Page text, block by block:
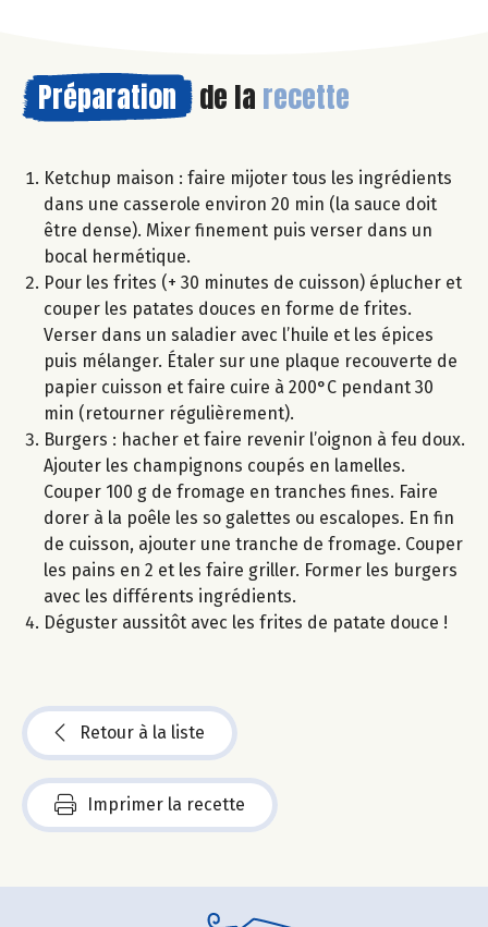
Préparation de la recette
Ketchup maison : faire mijoter tous les ingrédients
dans une casserole environ 20 min (la sauce doit
être dense). Mixer finement puis verser dans un
bocal hermétique.
Pour les frites (+ 30 minutes de cuisson) éplucher et
couper les patates douces en forme de frites.
Verser dans un saladier avec l’huile et les épices
puis mélanger. Étaler sur une plaque recouverte de
papier cuisson et faire cuire à 200°C pendant 30
min (retourner régulièrement).
Burgers : hacher et faire revenir l’oignon à feu doux.
Ajouter les champignons coupés en lamelles.
Couper 100 g de fromage en tranches fines. Faire
dorer à la poêle les so galettes ou escalopes. En fin
de cuisson, ajouter une tranche de fromage. Couper
les pains en 2 et les faire griller. Former les burgers
avec les différents ingrédients.
Déguster aussitôt avec les frites de patate douce !
Retour à la liste
Imprimer la recette